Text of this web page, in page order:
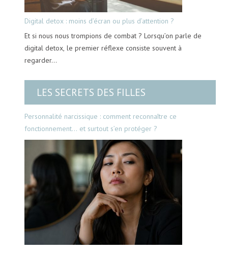
Digital detox : moins d’écran ou plus d’attention ?
Et si nous nous trompions de combat ? Lorsqu’on parle de
digital detox, le premier réflexe consiste souvent à
regarder…
LES SECRETS DES FILLES
Personnalité narcissique : comment reconnaître ce
fonctionnement… et surtout s’en protéger ?